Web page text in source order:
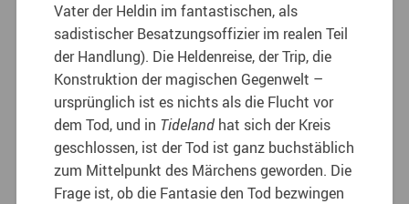
Vater der Heldin im fantastischen, als
sadistischer Besatzungsoffizier im realen Teil
der Handlung). Die Heldenreise, der Trip, die
Konstruktion der magischen Gegenwelt –
ursprünglich ist es nichts als die Flucht vor
dem Tod, und in Tideland hat sich der Kreis
geschlossen, ist der Tod ist ganz buchstäblich
zum Mittelpunkt des Märchens geworden. Die
Frage ist, ob die Fantasie den Tod bezwingen